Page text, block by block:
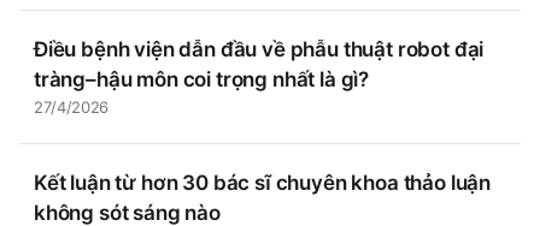
Điều bệnh viện dẫn đầu về phẫu thuật robot đại
tràng–hậu môn coi trọng nhất là gì?
27/4/2026
Kết luận từ hơn 30 bác sĩ chuyên khoa thảo luận
không sót sáng nào